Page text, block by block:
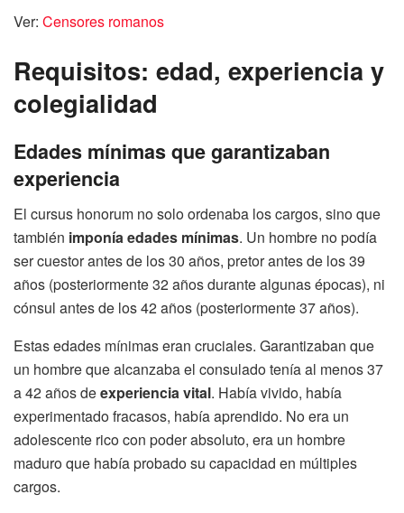
Ver: Censores romanos
Requisitos: edad, experiencia y
colegialidad
Edades mínimas que garantizaban
experiencia
El cursus honorum no solo ordenaba los cargos, sino que
también imponía edades mínimas. Un hombre no podía
ser cuestor antes de los 30 años, pretor antes de los 39
años (posteriormente 32 años durante algunas épocas), ni
cónsul antes de los 42 años (posteriormente 37 años).
Estas edades mínimas eran cruciales. Garantizaban que
un hombre que alcanzaba el consulado tenía al menos 37
a 42 años deexperiencia vital. Había vivido, había
experimentado fracasos, había aprendido. No era un
adolescente rico con poder absoluto, era un hombre
maduro que había probado su capacidad en múltiples
cargos.